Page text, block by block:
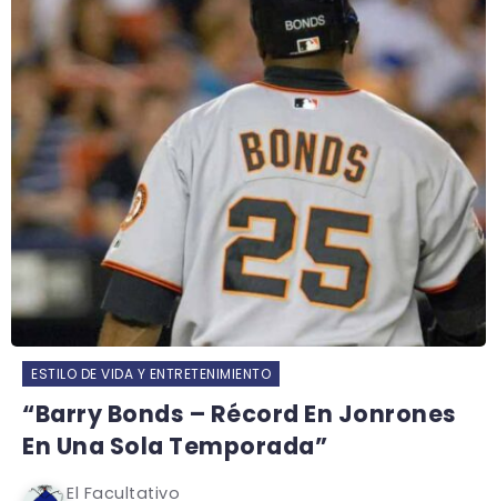
ESTILO DE VIDA Y ENTRETENIMIENTO
“Barry Bonds – Récord En Jonrones
En Una Sola Temporada”
El Facultativo